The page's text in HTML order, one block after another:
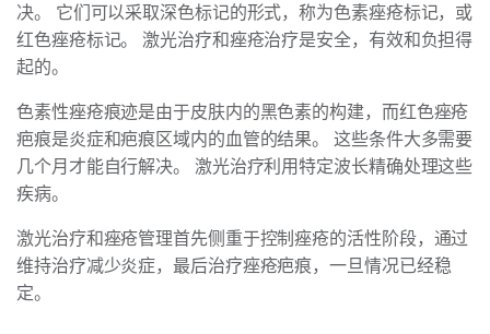
决。 它们可以采取深色标记的形式，称为色素痤疮标记，或
红色痤疮标记。 激光治疗和痤疮治疗是安全，有效和负担得
起的。
色素性痤疮痕迹是由于皮肤内的黑色素的构建，而红色痤疮
疤痕是炎症和疤痕区域内的血管的结果。 这些条件大多需要
几个月才能自行解决。 激光治疗利用特定波长精确处理这些
疾病。
激光治疗和痤疮管理首先侧重于控制痤疮的活性阶段，通过
维持治疗减少炎症，最后治疗痤疮疤痕，一旦情况已经稳
定。